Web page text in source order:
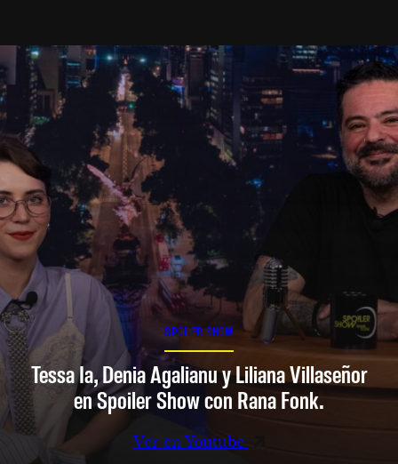
SPOILER SHOW
Tessa Ia, Denia Agalianu y Liliana Villaseñor
en Spoiler Show con Rana Fonk.
Ver en Youtube